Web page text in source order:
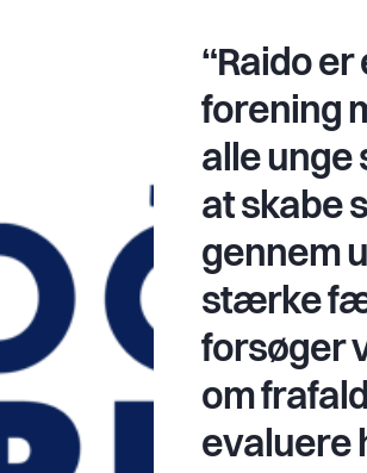
“Raido
forening
alle unge
at skabe
gennem
stærke
forsøger
om
evaluere